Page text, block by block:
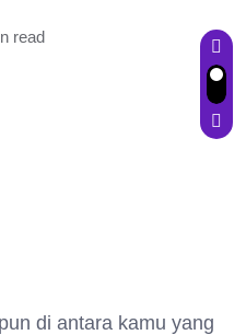
read
di antara kamu yang